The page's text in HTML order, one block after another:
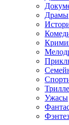
Драмы
Ужасы